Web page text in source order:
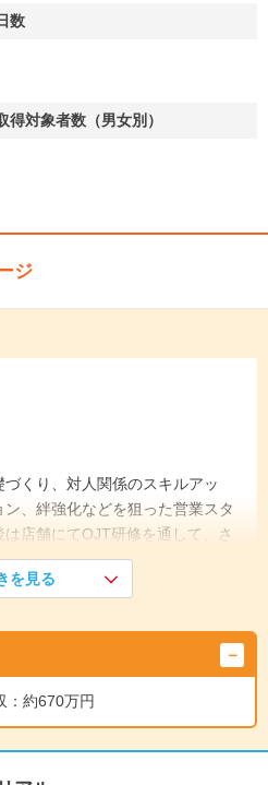
数
対象者数（男女別）
ジ
くり、対人関係のスキルアッ
、絆強化などを狙った営業スタ
店舗にてOJT研修を通して、さ
がりを深めていきながら、ご家
営業へ。信頼関係を築く力を身
を見る
：約670万円